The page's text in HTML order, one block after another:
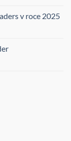
v roce 2025